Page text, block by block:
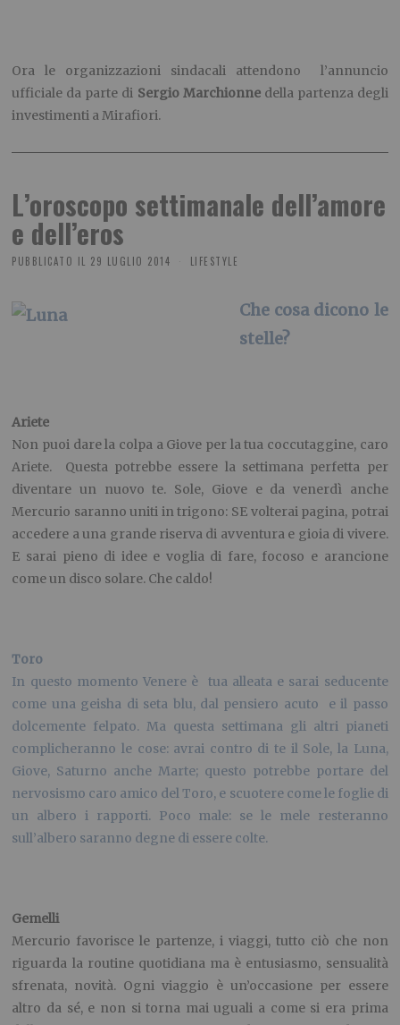
Ora le organizzazioni sindacali attendono l’annuncio
ufficiale da parte di Sergio Marchionnedella partenza degli
investimenti a Mirafiori.
L’oroscopo settimanale dell’amore
e dell’eros
PUBBLICATO IL 29 LUGLIO 2014 LIFESTYLE
Che cosa dicono le
stelle?
Ariete
Non puoi dare la colpa a Giove per la tua coccutaggine, caro
Ariete. Questa potrebbe essere la settimana perfetta per
diventare un nuovo te. Sole, Giove e da venerdì anche
Mercurio saranno uniti in trigono: SE volterai pagina, potrai
accedere a una grande riserva di avventura e gioia di vivere.
E sarai pieno di idee e voglia di fare, focoso e arancione
come un disco solare. Che caldo!
Toro
In questo momento Venere è tua alleata e sarai seducente
come una geisha di seta blu, dal pensiero acuto e il passo
dolcemente felpato. Ma questa settimana gli altri pianeti
complicheranno le cose: avrai contro di te il Sole, la Luna,
Giove, Saturno anche Marte; questo potrebbe portare del
nervosismo caro amico del Toro, e scuotere come le foglie di
un albero i rapporti. Poco male: se le mele resteranno
sull’albero saranno degne di essere colte.
Gemelli
Mercurio favorisce le partenze, i viaggi, tutto ciò che non
riguarda la routine quotidiana ma è entusiasmo, sensualità
sfrenata, novità. Ogni viaggio è un’occasione per essere
altro da sé, e non si torna mai uguali a come si era prima